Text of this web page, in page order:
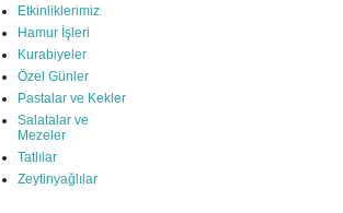
Etkinliklerimiz
Hamur İşleri
Kurabiyeler
Özel Günler
Pastalar ve Kekler
Salatalar ve
Mezeler
Tatlılar
Zeytinyağlılar